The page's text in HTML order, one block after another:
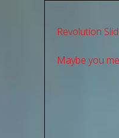
Revolution
Maybe you